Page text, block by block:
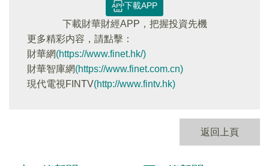
下載APP
下載財華財經APP，把握投資先機
更多精彩内容，請點擊：
財華網(https://www.finet.hk/)
財華智庫網(https://www.finet.com.cn)
現代電視FINTV(http://www.fintv.hk)
返回上頁